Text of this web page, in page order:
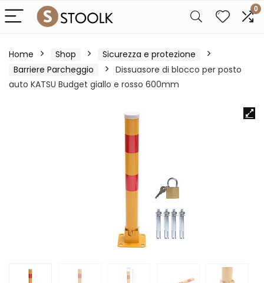
0
Home Shop
Sicurezza e protezione
Barriere Parcheggio
Dissuasore di blocco per posto
auto KATSU Budget giallo e rosso 600mm